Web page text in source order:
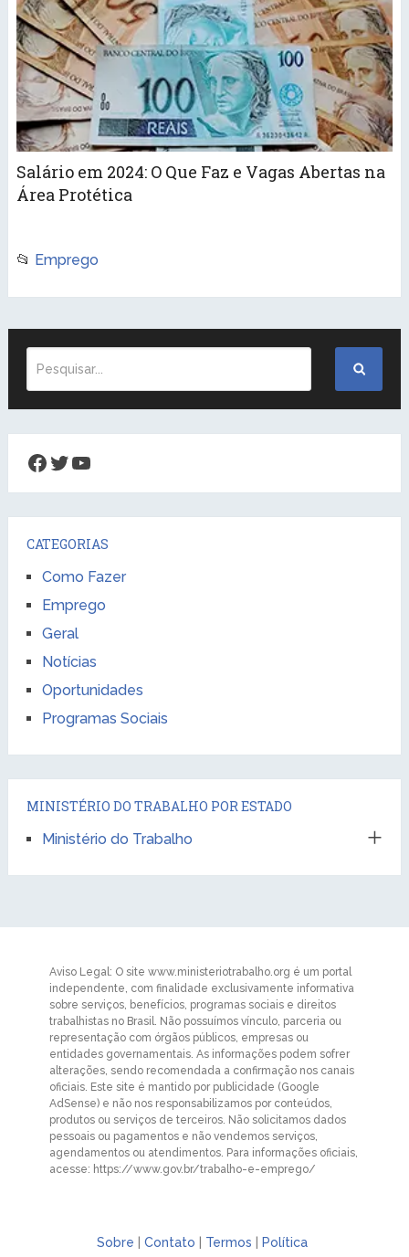
Salário em 2024: O Que Faz e Vagas Abertas na
Área Protética
📂 Emprego
Facebook
Twitter
Youtube
CATEGORIAS
Como Fazer
Emprego
Geral
Notícias
Oportunidades
Programas Sociais
MINISTÉRIO DO TRABALHO POR ESTADO
Ministério do Trabalho
Aviso Legal: O site www.ministeriotrabalho.org é um portal
independente, com finalidade exclusivamente informativa
sobre serviços, benefícios, programas sociais e direitos
trabalhistas no Brasil. Não possuímos vínculo, parceria ou
representação com órgãos públicos, empresas ou
entidades governamentais. As informações podem sofrer
alterações, sendo recomendada a confirmação nos canais
oficiais. Este site é mantido por publicidade (Google
AdSense) e não nos responsabilizamos por conteúdos,
produtos ou serviços de terceiros. Não solicitamos dados
pessoais ou pagamentos e não vendemos serviços,
agendamentos ou atendimentos. Para informações oficiais,
acesse: https://www.gov.br/trabalho-e-emprego/
Sobre |Contato Termos Política